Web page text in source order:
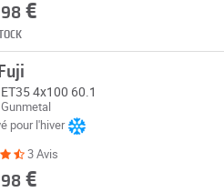
98€
4x100 60.1
pour l'hiver
3 Avis
98€